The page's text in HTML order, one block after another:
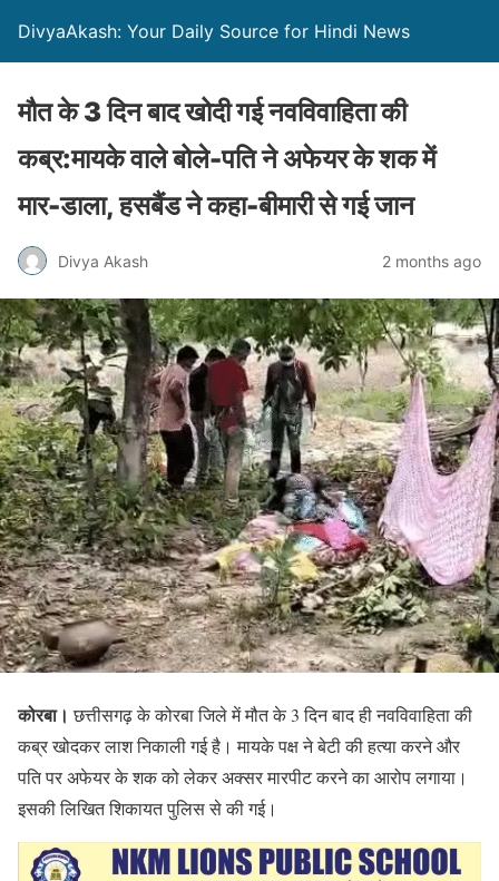
DivyaAkash: Your Daily Source for Hindi News
मौत के 3 दिन बाद खोदी गई नवविवाहिता की
कब्र:मायके वाले बोले-पति ने अफेयर के शक में
मार-डाला, हसबैंड ने कहा-बीमारी से गई जान
Divya Akash 2 months ago
कोरबा। छत्तीसगढ़ के कोरबा जिले में मौत के 3 दिन बाद ही नवविवाहिता की
कब्र खोदकर लाश निकाली गई है। मायके पक्ष ने बेटी की हत्या करने और
पति पर अफेयर के शक को लेकर अक्सर मारपीट करने का आरोप लगाया।
इसकी लिखित शिकायत पुलिस से की गई।